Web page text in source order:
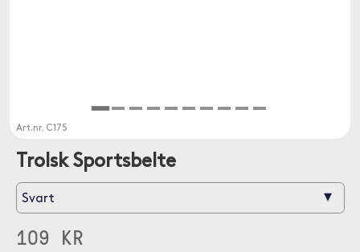
Art.nr. C175
Trolsk Sportsbelte
Svart ▾
109 KR